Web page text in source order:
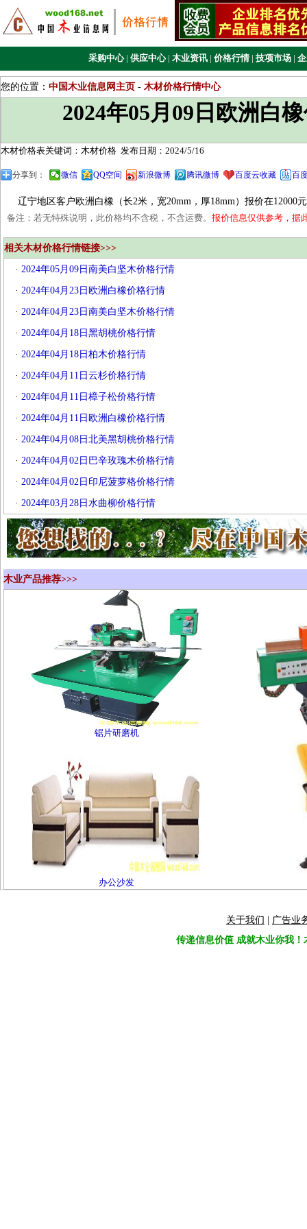
采购中心 | 供应中心 | 木业资讯 | 价格行情 | 技项市场 |
您的位置： 中国木业信息网主页 - 木材价格行情中心
2024年05月09日欧洲白
木材价格表关键词：木材价格 发布日期：2024/5/16
分享到： 微信 QQ空间 新浪微博 腾讯微博 百度云收藏 百
辽宁地区客户欧洲白橡（长2米，宽20mm，厚18mm）报价在12000
备注：若无特殊说明，此价格均不含税，不含运费。 报价信息仅供参考，据
相关木材价格行情链接>>>
· 2024年05月09日南美白坚木价格行情
· 2024年04月23日欧洲白橡价格行情
· 2024年04月23日南美白坚木价格行情
· 2024年04月18日黑胡桃价格行情
· 2024年04月18日柏木价格行情
· 2024年04月11日云杉价格行情
· 2024年04月11日樟子松价格行情
· 2024年04月11日欧洲白橡价格行情
· 2024年04月08日北美黑胡桃价格行情
· 2024年04月02日巴辛玫瑰木价格行情
· 2024年04月02日印尼菠萝格价格行情
· 2024年03月28日水曲柳价格行情
木业产品推荐>>>
锯片研磨机
办公沙发
关于我们
广告业
传递信息价值 成就木业你我